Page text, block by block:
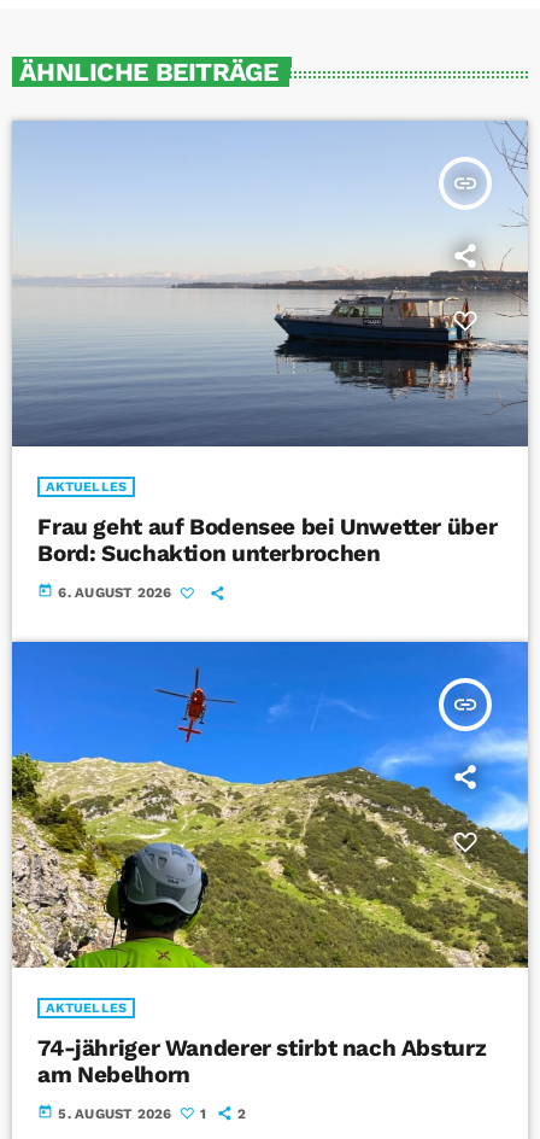
ÄHNLICHE BEITRÄGE
insert_link
AKTUELLES
Frau geht auf Bodensee bei Unwetter über
Bord: Suchaktion unterbrochen
today 6. AUGUST 2026
insert_link
AKTUELLES
74-jähriger Wanderer stirbt nach Absturz
am Nebelhorn
today 5. AUGUST 2026 1 2